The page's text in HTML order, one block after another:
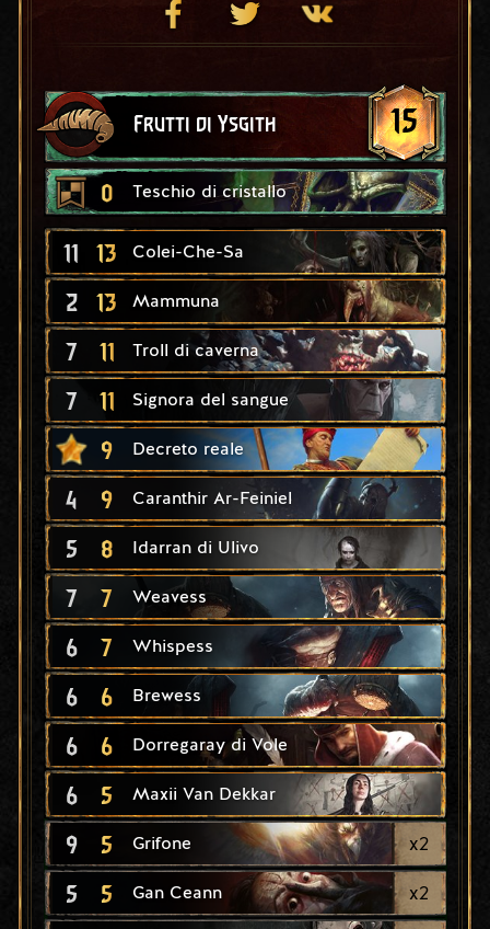
Frutti di Ysgith 15
0 Teschio di cristallo
11 13 Colei-Che-Sa
2 13 Mammuna
7 11 Troll di caverna
7 11 Signora del sangue
9 Decreto reale
4 9 Caranthir Ar-Feiniel
5 8 Idarran di Ulivo
7 7 Weavess
6 7 Whispess
6 6 Brewess
6 6 Dorregaray di Vole
6 5 Maxii Van Dekkar
9 5 Grifone x2
5 5 Gan Ceann x2